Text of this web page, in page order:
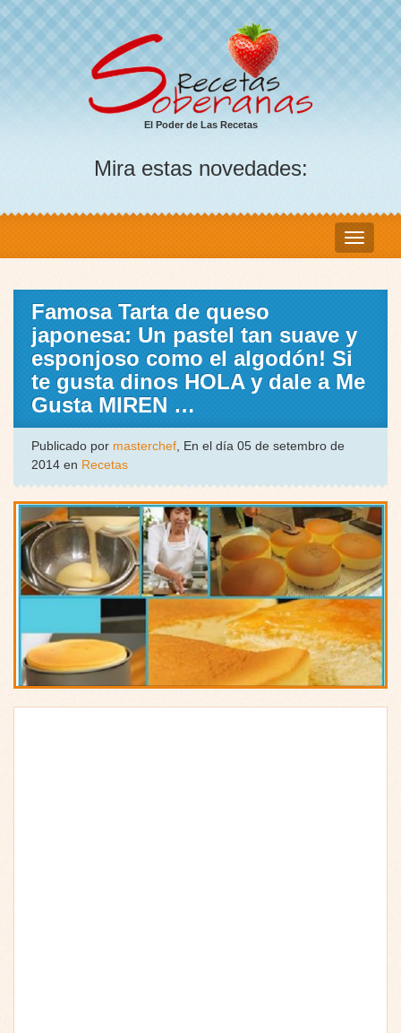
El Poder de Las Recetas
Mira estas novedades:
Famosa Tarta de queso
japonesa: Un pastel tan suave y
esponjoso como el algodón! Si
te gusta dinos HOLA y dale a Me
Gusta MIREN …
Publicado por masterchef, En el día 05 de setembro de
2014 en Recetas